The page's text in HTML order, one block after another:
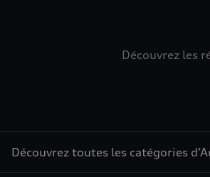
Découvrez les
Découvrez toutes les catégories